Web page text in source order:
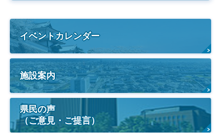
イベントカレンダー
施設案内
県民の声
（ご意見・ご提言）